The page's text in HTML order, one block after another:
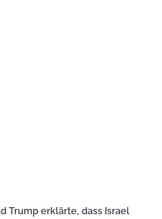
Trump erklärte, dass Israel